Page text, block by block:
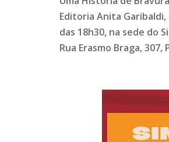
Editoria Anita
das 18h30, na sede do
Rua Erasmo Braga,